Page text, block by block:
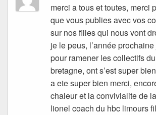
merci a tous et toutes, merci
que vous publies avec vos
sur nos filles qui nous vont
je le peus, l’année
pour ramener les collectifs
bretagne, ont s’est super
a ete super bien merci,
chaleur et la convivialite de
lionel coach du hbc limours